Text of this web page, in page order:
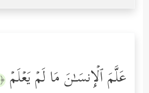
عَلَّمَ ٱلۡإِنسَـٰنَ مَا لَمۡ یَعۡلَمۡ ﴿٥﴾